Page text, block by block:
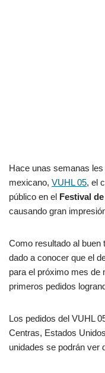
Hace unas semanas
mexicano, VUHL 05, el
público en el Festival
causando gran
Como resultado al buen
dado a conocer que el
para el próximo mes de
primeros pedidos
Los pedidos del VUHL
Centras, Estados
unidades se podrán ver